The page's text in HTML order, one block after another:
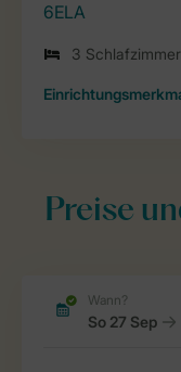
6ELA
3 Schlafzimmer
Preise